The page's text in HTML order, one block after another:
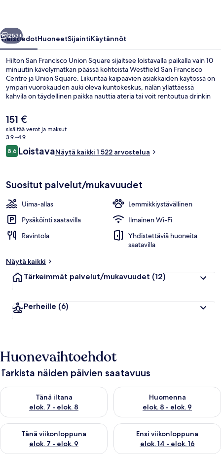
Seuraava
253+
YleistiedotHuoneetSijaintiKäytännöt
Hilton San Francisco Union Square sijaitsee loistavalla paikalla vain 10
minuutin kävelymatkan päässä kohteista Westfield San Francisco
Centre ja Union Square. Liikuntaa kaipaavien asiakkaiden käytössä on
ympäri vuorokauden auki oleva kuntokeskus, nälän yllättäessä
kahvila on täydellinen paikka nauttia ateria tai voit rentoutua drinkin
ulkouima-allas ja välipalabaari/deli. Avulias henkilökunta ja sijainti
ovat myös asioita, joista matkailijat pitävät. Majoituspaikka sijaitsee
lyhyen kävelymatkan päässä julkisen liikenteen yhteyksistä: Powell St
& O'Farrell St Stop sijaitsee 3 minuutin ja Powell St & Geary Blvd
Stop 4 minuutin kävelymatkan päässä.
Nykyinen
hinta
on
151 €
151 €
sisältää verot ja maksut
3.9.–4.9.
Arvostelut
8,68,6 kautta 10.
LoistavaNäytä kaikki 1 522 arvostelua
Suositut palvelut/mukavuudet
Uima-allas
Lemmikkiystävällinen
Pysäköinti saatavilla
Ilmainen Wi-Fi
Ravintola
Yhdistettäviä huoneita
saatavilla
Näytä kaikki
Tärkeimmät palvelut/mukavuudet (12)
Perheille (6)
Huonevaihtoehdot
Tarkista näiden päivien saatavuus
Tänä iltana
elok. 7 - elok. 8
Tarkista tämän illan saatavuus elok. 7 - elok. 8
Huomenna
elok. 8 - elok. 9
Tarkista huomisen saatavuus
Tänä viikonloppuna
elok. 7 - elok. 9
Tarkista tämän viikonlopun saatavuus elok. 7 - elok. 9
Ensi viikonloppuna
elok. 14 - elok. 16
Tarkista ensi viikonlopun